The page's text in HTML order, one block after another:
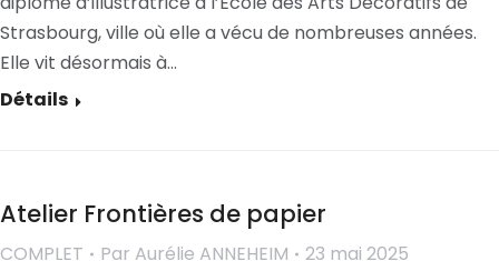
Strasbourg, ville où elle a vécu de nombreuses années.
Elle vit désormais à…
Détails
Atelier Frontières de papier
COMPLET Par Aurélie ANNEHEIM
23 mai 2025